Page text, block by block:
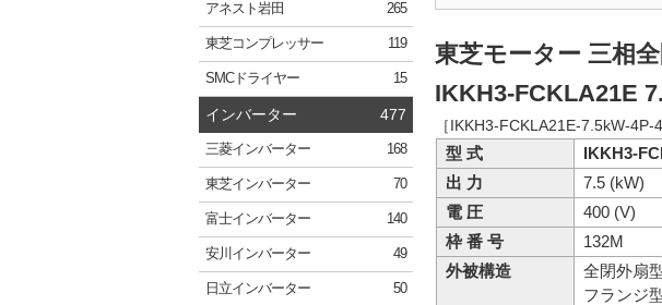
アネスト岩田 265
東芝コンプレッサー 119
SMCドライヤー 15
インバーター 477
三菱インバーター 168
東芝インバーター 70
富士インバーター 140
安川 インバーター 49
日立インバーター 50
東芝モーター 三相
IKKH3-FCKLA21E
［IKKH3-FCKLA21E-7.5kW-
型 式
IKKH3-
出 力
7.5 (kW)
電 圧
400 (V)
枠 番 号
132M
外被構造
全閉外扇
フランジ